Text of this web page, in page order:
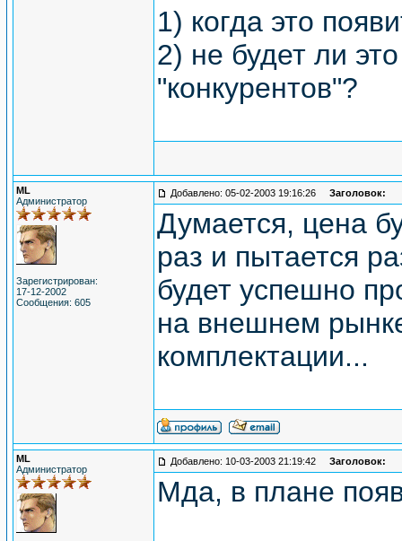
1) когда это
2) не будет ли
"конкурентов"?
ML
Администратор
Зарегистрирован:
17-12-2002
Сообщения: 605
Добавлено: 05-02-2003 19:16:26 Заголовок:
Думается, цена
раз и пытается
будет успешно
на внешнем
комплектации...
ML
Администратор
Добавлено: 10-03-2003 21:19:42 Заголовок:
Мда, в плане